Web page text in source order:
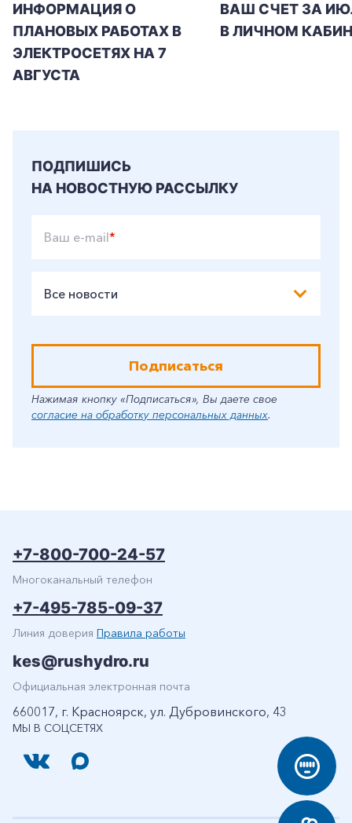
ИНФОРМАЦИЯ О
ПЛАНОВЫХ РАБОТАХ В
ЭЛЕКТРОСЕТЯХ НА 7
АВГУСТА
ВАШ СЧЕТ ЗА
В ЛИЧНОМ
ПОДПИШИСЬ
НА НОВОСТНУЮ РАССЫЛКУ
Ваш e-mail*
Все новости
Подписаться
Нажимая кнопку «Подписаться», Вы даете свое
согласие на обработку персональных данных.
МЫ В СОЦСЕТЯХ
+7-800-700-24-57
Многоканальный телефон
+7-495-785-09-37
Линия доверия Правила работы
kes@rushydro.ru
Официальная электронная почта
660017, г. Красноярск, ул. Дубровинского, 43